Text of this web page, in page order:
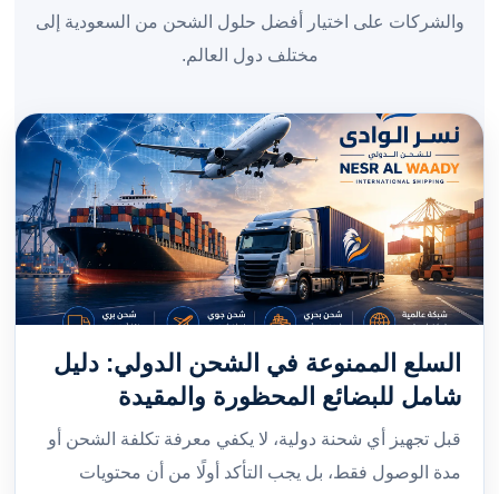
والشركات على اختيار أفضل حلول الشحن من السعودية إلى
مختلف دول العالم.
السلع الممنوعة في الشحن الدولي: دليل
شامل للبضائع المحظورة والمقيدة
قبل تجهيز أي شحنة دولية، لا يكفي معرفة تكلفة الشحن أو
مدة الوصول فقط، بل يجب التأكد أولًا من أن محتويات